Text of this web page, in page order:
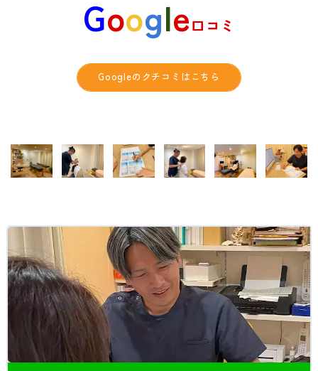
Google口コミ
Googleのクチコミはこちら